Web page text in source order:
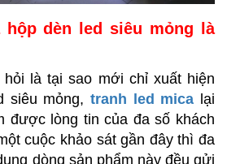
dèn led siêu mỏng là
là tại sao mới chỉ xuất hiện
siêu mỏng, tranh led mica lại
được lòng tin của đa số khách
cuộc khảo sát gần đây thì đa
dòng sản phẩm này đều gửi